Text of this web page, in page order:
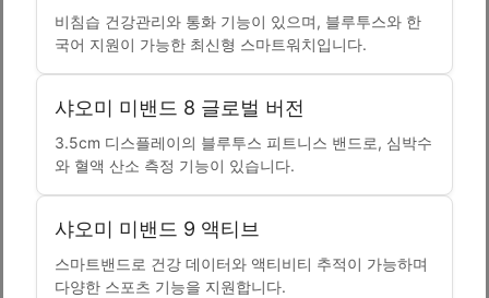
비침습 건강관리와 통화 기능이 있으며, 블루투스와 한
국어 지원이 가능한 최신형 스마트워치입니다.
샤오미 미밴드 8 글로벌 버전
3.5cm 디스플레이의 블루투스 피트니스 밴드로, 심박수
와 혈액 산소 측정 기능이 있습니다.
샤오미 미밴드 9 액티브
스마트밴드로 건강 데이터와 액티비티 추적이 가능하며
다양한 스포츠 기능을 지원합니다.